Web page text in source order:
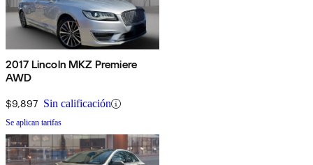
2017 Lincoln MKZ Premiere
AWD
$9,897 Sin calificación
Se aplican tarifas